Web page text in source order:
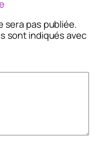
sera pas publiée.
sont indiqués avec